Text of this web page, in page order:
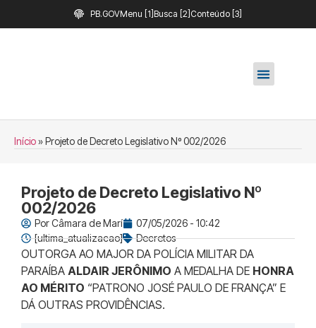
PB.GOVMenu [1] Busca [2] Conteúdo [3]
Início» Projeto de Decreto Legislativo Nº 002/2026
Projeto de Decreto Legislativo Nº
002/2026
PorCâmara de Marí
07/05/2026 - 10:42
[ultima_atualizacao]
Decretos
OUTORGA AO MAJOR DA POLÍCIA MILITAR DA
PARAÍBA ALDAIR JERÔNIMO A MEDALHA DE HONRA
AO MÉRITO “PATRONO JOSÉ PAULO DE FRANÇA” E
DÁ OUTRAS PROVIDÊNCIAS.